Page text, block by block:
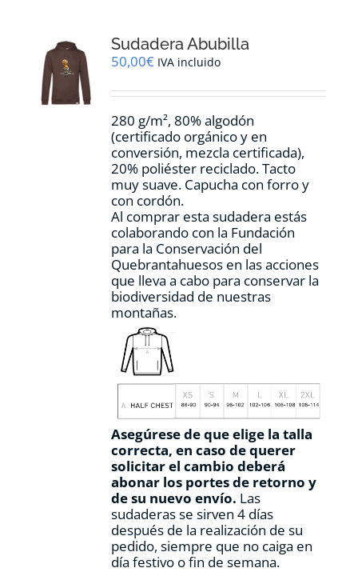
se
pueden
en
página
de
producto
Sudadera Abubilla
50,00€ IVA incluido
280 g/m², 80% algodón
(certificado orgánico y en
conversión, mezcla certificada),
20% poliéster reciclado. Tacto
muy suave. Capucha con forro y
con cordón.
Al comprar esta sudadera estás
colaborando con la Fundación
para la Conservación del
Quebrantahuesos en las acciones
que lleva a cabo para conservar la
biodiversidad de nuestras
montañas.
Asegúrese de que elige la talla
correcta, en caso de querer
solicitar el cambio deberá
abonar los portes de retorno y
de su nuevo envío. Las
sudaderas se sirven 4 días
después de la realización de su
pedido, siempre que no caiga en
día festivo o fin de semana.